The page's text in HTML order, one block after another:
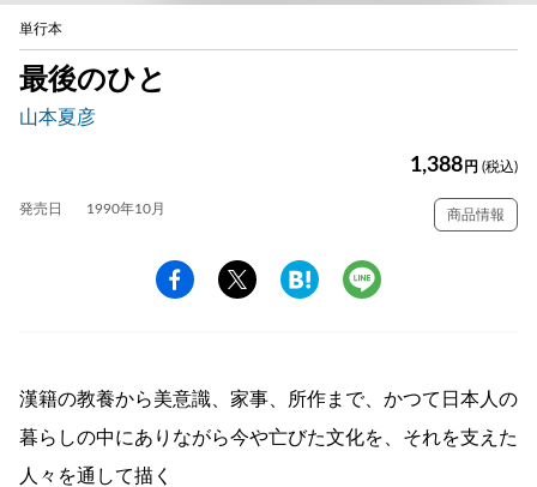
単行本
最後のひと
山本夏彦
1,388 円 (税込)
発売日 1990年10月 商品情報
漢籍の教養から美意識、家事、所作まで、かつて日本人の
暮らしの中にありながら今や亡びた文化を、それを支えた
人々を通して描く